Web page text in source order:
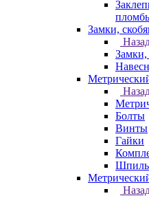
Замки,
Замки,
Болты
Винты
Гайки